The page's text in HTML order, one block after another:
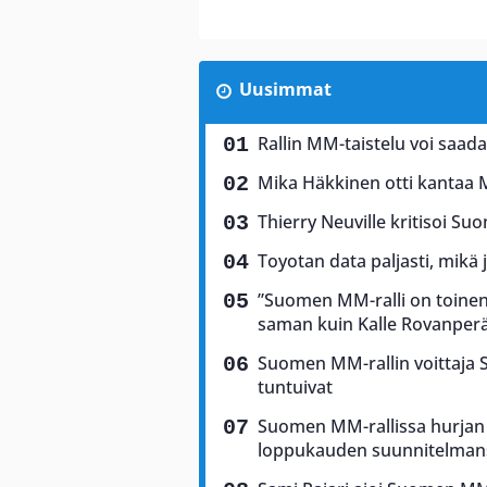
Uusimmat
Rallin MM-taistelu voi
Mika Häkkinen otti kantaa
Thierry Neuville kritisoi
Toyotan data paljasti,
”Suomen MM-ralli on
saman kuin Kalle
Suomen MM-rallin voittaja
tuntuivat
Suomen MM-rallissa
loppukauden